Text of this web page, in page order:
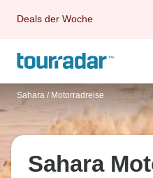
Deals der Woche
Sahara / Motorradreise
Sahara